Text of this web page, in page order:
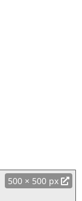
500 × 500 px